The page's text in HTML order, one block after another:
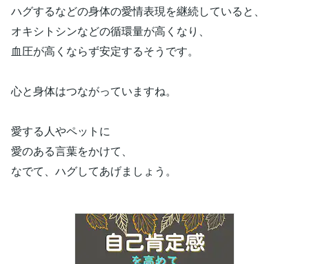
ハグするなどの身体の愛情表現を継続していると、
オキシトシンなどの循環量が高くなり、
血圧が高くならず安定するそうです。
心と身体はつながっていますね。
愛する人やペットに
愛のある言葉をかけて、
なでて、ハグしてあげましょう。